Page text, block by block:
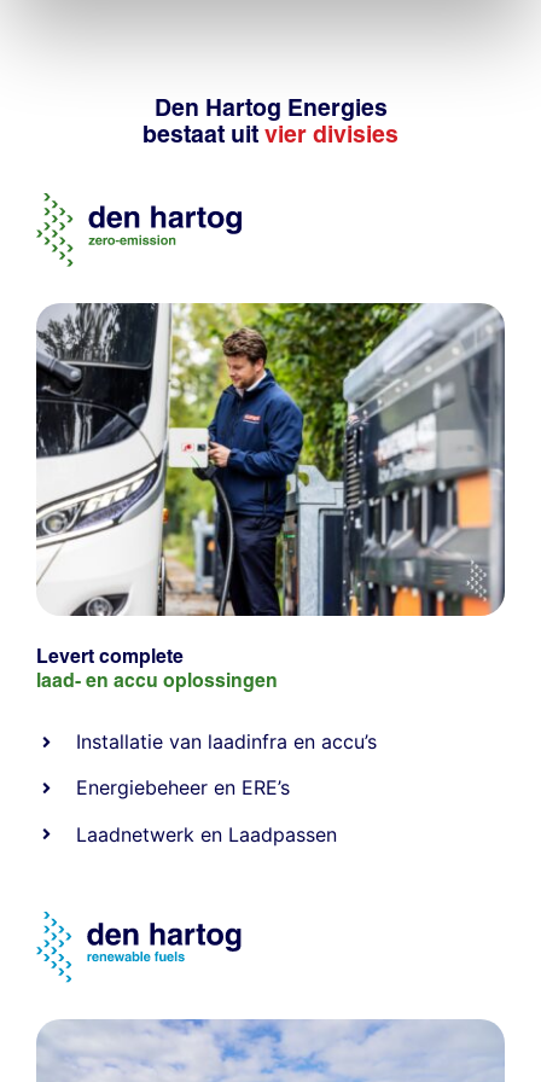
Den Hartog Energies
bestaat uit vier divisies
Levert complete
laad- en accu oplossingen
Installatie van laadinfra en accu’s
Energiebeheer en ERE’s
Laadnetwerk en Laadpassen